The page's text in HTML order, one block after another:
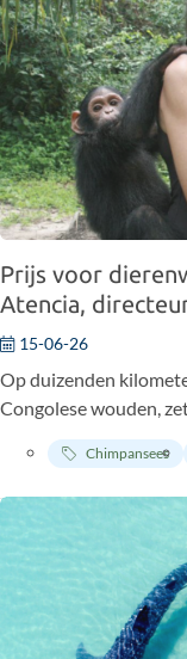
Prijs voor
Atencia,
15-06-26
Op duizenden
Congolese wouden,
meer dan twintig jaar
hun leefomgeving.
Madrid beloond
Animal’s Health.
Chimpansees